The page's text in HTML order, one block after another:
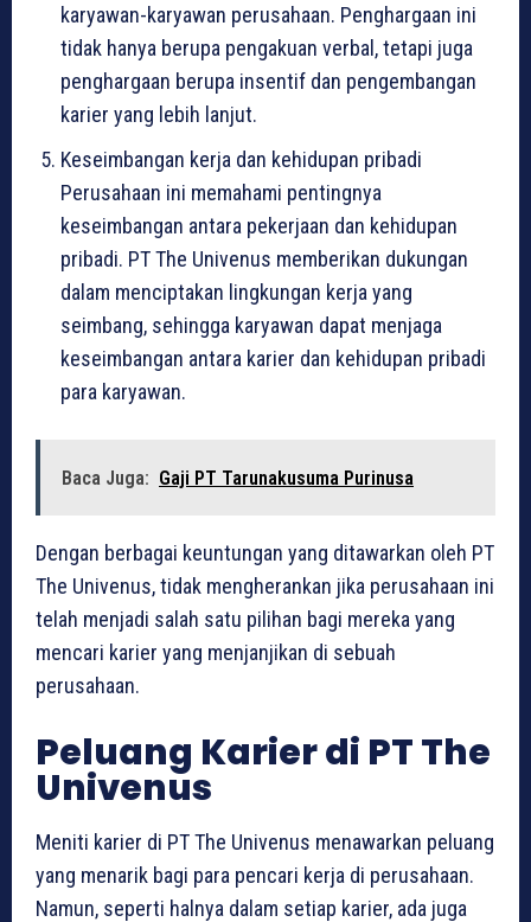
karyawan-karyawan perusahaan. Penghargaan ini
tidak hanya berupa pengakuan verbal, tetapi juga
penghargaan berupa insentif dan pengembangan
karier yang lebih lanjut.
Keseimbangan kerja dan kehidupan pribadi
Perusahaan ini memahami pentingnya
keseimbangan antara pekerjaan dan kehidupan
pribadi. PT The Univenus memberikan dukungan
dalam menciptakan lingkungan kerja yang
seimbang, sehingga karyawan dapat menjaga
keseimbangan antara karier dan kehidupan pribadi
para karyawan.
Baca Juga: Gaji PT Tarunakusuma Purinusa
Dengan berbagai keuntungan yang ditawarkan oleh PT
The Univenus, tidak mengherankan jika perusahaan ini
telah menjadi salah satu pilihan bagi mereka yang
mencari karier yang menjanjikan di sebuah
perusahaan.
Peluang Karier di PT The
Univenus
Meniti karier di PT The Univenus menawarkan peluang
yang menarik bagi para pencari kerja di perusahaan.
Namun, seperti halnya dalam setiap karier, ada juga